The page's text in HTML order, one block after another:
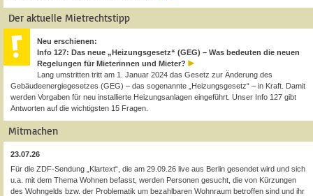
Der aktuelle Mietrechtstipp
Neu erschienen:
Info 127: Das neue „Heizungsgesetz“ (GEG) – Was bedeuten die neuen
Regelungen für Mieterinnen und Mieter?
Lang umstritten tritt am 1. Januar 2024 das Gesetz zur Änderung des
Gebäudeenergiegesetzes (GEG) – das sogenannte „Heizungsgesetz“ – in Kraft. Damit
werden Vorgaben für neu installierte Heizungsanlagen eingeführt. Unser Info 127 gibt
Antworten auf die wichtigsten 15 Fragen.
Mitmachen
23.07.26
Für die ZDF-Sendung „Klartext“, die am 29.09.26 live aus Berlin gesendet wird und sich
u.a. mit dem Thema Wohnen befasst, werden Personen gesucht, die von Kürzungen
des Wohngelds bzw. der Problematik um bezahlbaren Wohnraum betroffen sind und ihr